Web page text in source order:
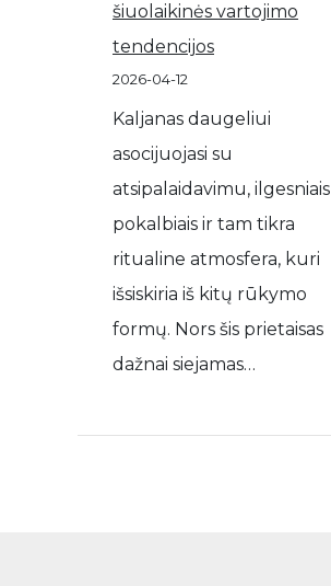
šiuolaikinės vartojimo
tendencijos
2026-04-12
Kaljanas daugeliui
asocijuojasi su
atsipalaidavimu, ilgesniais
pokalbiais ir tam tikra
ritualine atmosfera, kuri
išsiskiria iš kitų rūkymo
formų. Nors šis prietaisas
dažnai siejamas…